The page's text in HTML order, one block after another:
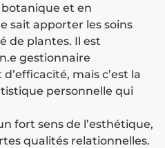
botanique et en
sait apporter les soins
de plantes. Il est
gestionnaire
mais c’est la
personnelle qui
fort sens de l’esthétique,
qualités relationnelles.